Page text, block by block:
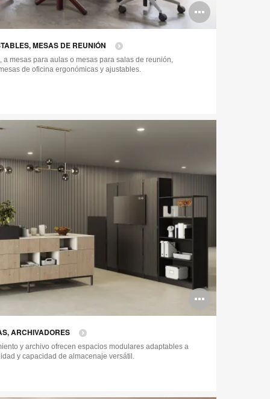
Abrir
imagen
MESAS DE REUNIÓN
mesas para aulas o mesas para salas de reunión,
de oficina ergonómicas y ajustables.
Abrir
imagen
ARCHIVADORES
y archivo ofrecen espacios modulares adaptables a
y capacidad de almacenaje versátil.